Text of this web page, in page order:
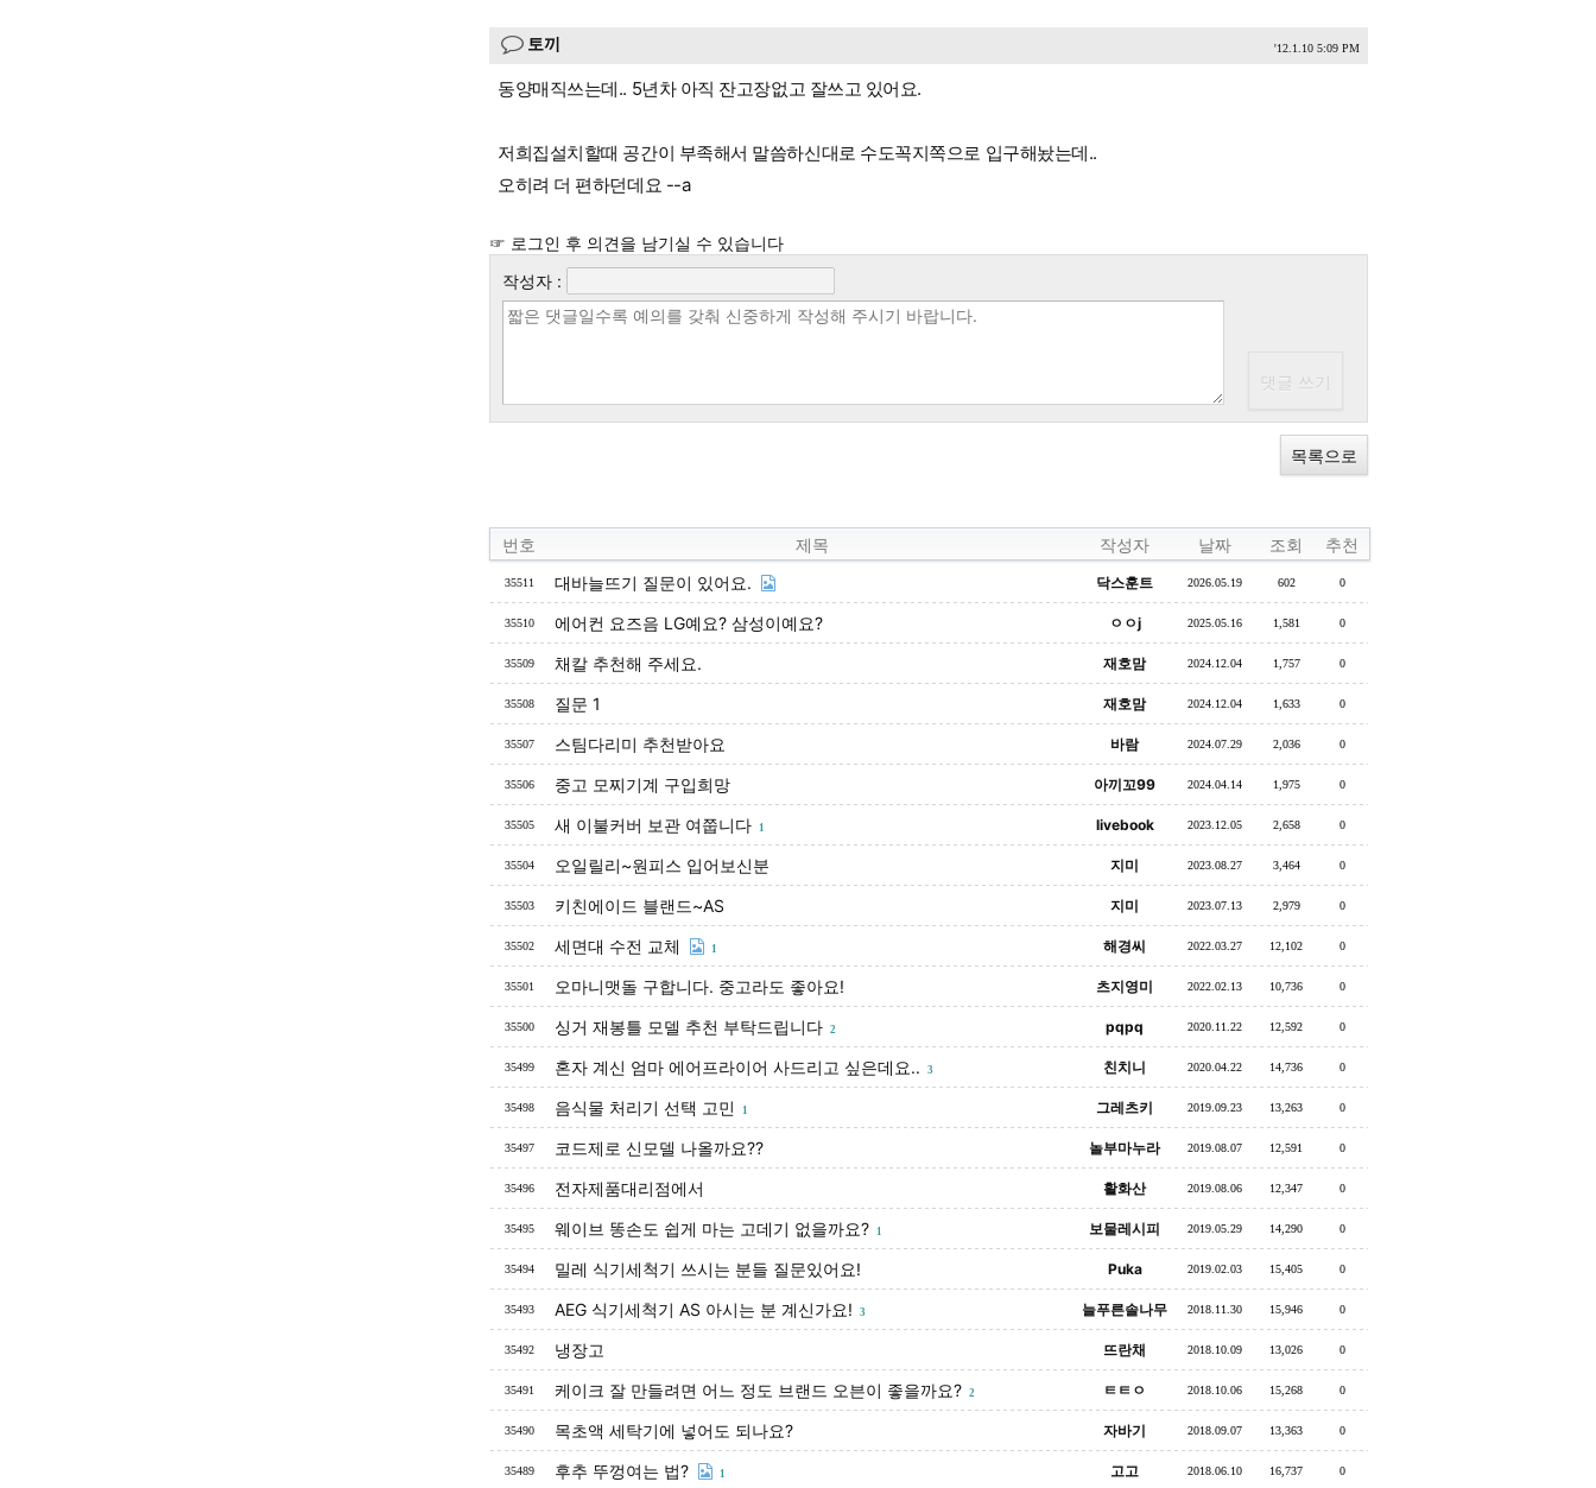
토끼 '12.1.10 5:09 PM
동양매직쓰는데.. 5년차 아직 잔고장없고 잘쓰고 있어요.
저희집설치할때 공간이 부족해서 말씀하신대로 수도꼭지쪽으로 입구해놨는데..
오히려 더 편하던데요 --a
☞ 로그인 후 의견을 남기실 수 있습니다
작성자 :
목록으로
번호 제목 작성자 날짜 조회 추천
35511 대바늘뜨기 질문이 있어요. 닥스훈트 2026.05.19 602 0
35510 에어컨 요즈음 LG예요? 삼성이예요? ㅇㅇj 2025.05.16 1,581 0
35509 채칼 추천해 주세요. 재호맘 2024.12.04 1,757 0
35508 질문 1 재호맘 2024.12.04 1,633 0
35507 스팀다리미 추천받아요 바람 2024.07.29 2,036 0
35506 중고 모찌기계 구입희망 아끼꼬99 2024.04.14 1,975 0
35505 새 이불커버 보관 여쭙니다 1 livebook 2023.12.05 2,658 0
35504 오일릴리~원피스 입어보신분 지미 2023.08.27 3,464 0
35503 키친에이드 블랜드~AS 지미 2023.07.13 2,979 0
35502 세면대 수전 교체 1 해경씨 2022.03.27 12,102 0
35501 오마니맷돌 구합니다. 중고라도 좋아요! 츠지영미 2022.02.13 10,736 0
35500 싱거 재봉틀 모델 추천 부탁드립니다 2 pqpq 2020.11.22 12,592 0
35499 혼자 계신 엄마 에어프라이어 사드리고 싶은데요.. 3 친치니 2020.04.22 14,736 0
35498 음식물 처리기 선택 고민 1 그레츠키 2019.09.23 13,263 0
35497 코드제로 신모델 나올까요?? 놀부마누라 2019.08.07 12,591 0
35496 전자제품대리점에서 활화산 2019.08.06 12,347 0
35495 웨이브 똥손도 쉽게 마는 고데기 없을까요? 1 보물레시피 2019.05.29 14,290 0
35494 밀레 식기세척기 쓰시는 분들 질문있어요! Puka 2019.02.03 15,405 0
35493 AEG 식기세척기 AS 아시는 분 계신가요! 3 늘푸른솔나무 2018.11.30 15,946 0
35492 냉장고 뜨란채 2018.10.09 13,026 0
35491 케이크 잘 만들려면 어느 정도 브랜드 오븐이 좋을까요? 2 ㅌㅌㅇ 2018.10.06 15,268 0
35490 목초액 세탁기에 넣어도 되나요? 자바기 2018.09.07 13,363 0
35489 후추 뚜껑여는 법? 1 고고 2018.06.10 16,737 0